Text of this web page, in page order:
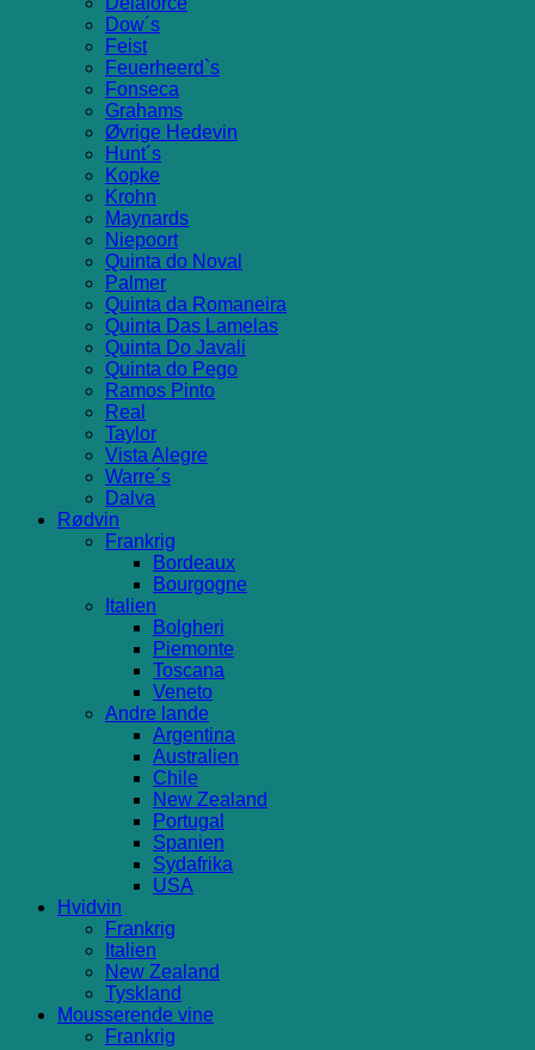
Dow´s
Feist
Feuerheerd`s
Fonseca
Grahams
Øvrige Hedevin
Hunt´s
Kopke
Krohn
Maynards
Niepoort
Quinta do Noval
Palmer
Quinta da Romaneira
Quinta Das Lamelas
Quinta Do Javali
Quinta do Pego
Ramos Pinto
Real
Taylor
Vista Alegre
Warre´s
Dalva
Rødvin
Frankrig
Bordeaux
Bourgogne
Italien
Bolgheri
Piemonte
Toscana
Veneto
Andre lande
Argentina
Australien
Chile
New Zealand
Portugal
Spanien
Sydafrika
USA
Hvidvin
Frankrig
Italien
New Zealand
Tyskland
Mousserende vine
Frankrig